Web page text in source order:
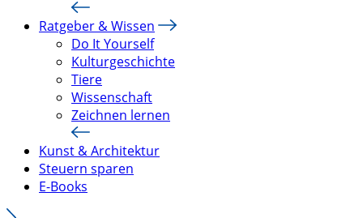
Ratgeber & Wissen
Do It Yourself
Kulturgeschichte
Tiere
Wissenschaft
Zeichnen lernen
Kunst & Architektur
Steuern sparen
E-Books